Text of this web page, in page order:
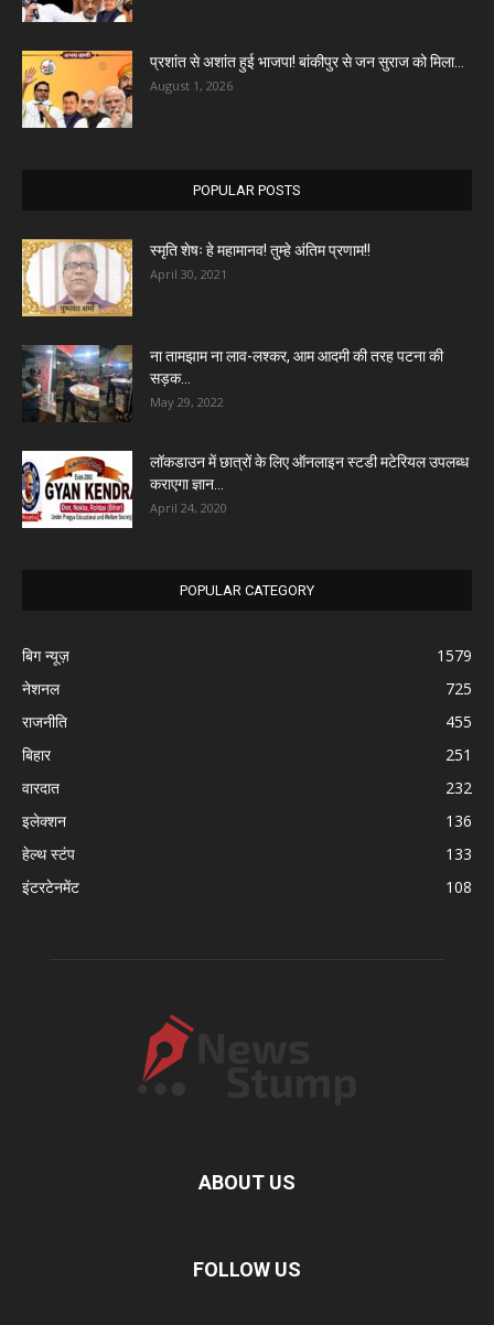
प्रशांत से अशांत हुई भाजपा! बांकीपुर से जन सुराज को मिला...
August 1, 2026
POPULAR POSTS
स्मृति शेषः हे महामानव! तुम्हे अंतिम प्रणाम!!
April 30, 2021
ना तामझाम ना लाव-लश्कर, आम आदमी की तरह पटना की
सड़क...
May 29, 2022
लॉकडाउन में छात्रों के लिए ऑनलाइन स्टडी मटेरियल उपलब्ध
कराएगा ज्ञान...
April 24, 2020
POPULAR CATEGORY
बिग न्यूज़
1579
नेशनल
725
राजनीति
455
बिहार
251
वारदात
232
इलेक्शन
136
हेल्थ स्टंप
133
इंटरटेनमेंट
108
ABOUT US
FOLLOW US